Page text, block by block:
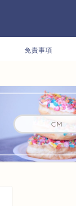
免責事項
CM